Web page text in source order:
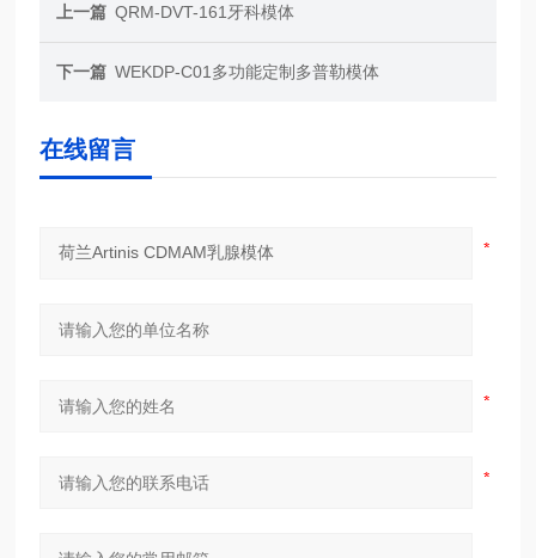
上一篇 QRM-DVT-161牙科模体
下一篇 WEKDP-C01多功能定制多普勒模体
在线留言